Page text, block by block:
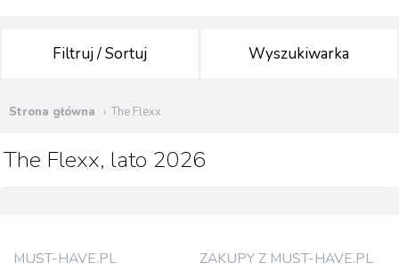
Filtruj / Sortuj Wyszukiwarka
Strona główna The Flexx
The Flexx, lato 2026
MUST-HAVE.PL ZAKUPY Z MUST-HAVE.PL